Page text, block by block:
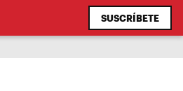
SUSCRÍBETE